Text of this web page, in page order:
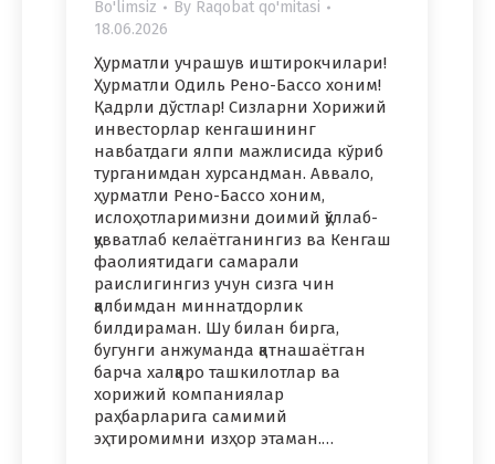
Bo'limsiz By Raqobat qo'mitasi
18.06.2026
Ҳурматли учрашув иштирокчилари!
Ҳурматли Одиль Рено-Бассо хоним!
Қадрли дўстлар! Сизларни Хорижий
инвесторлар кенгашининг
навбатдаги ялпи мажлисида кўриб
турганимдан хурсандман. Аввало,
ҳурматли Рено-Бассо хоним,
ислоҳотларимизни доимий қўллаб-
қувватлаб келаётганингиз ва Кенгаш
фаолиятидаги самарали
раислигингиз учун сизга чин
қалбимдан миннатдорлик
билдираман. Шу билан бирга,
бугунги анжуманда қатнашаётган
барча халқаро ташкилотлар ва
хорижий компаниялар
раҳбарларига самимий
эҳтиромимни изҳор этаман.…